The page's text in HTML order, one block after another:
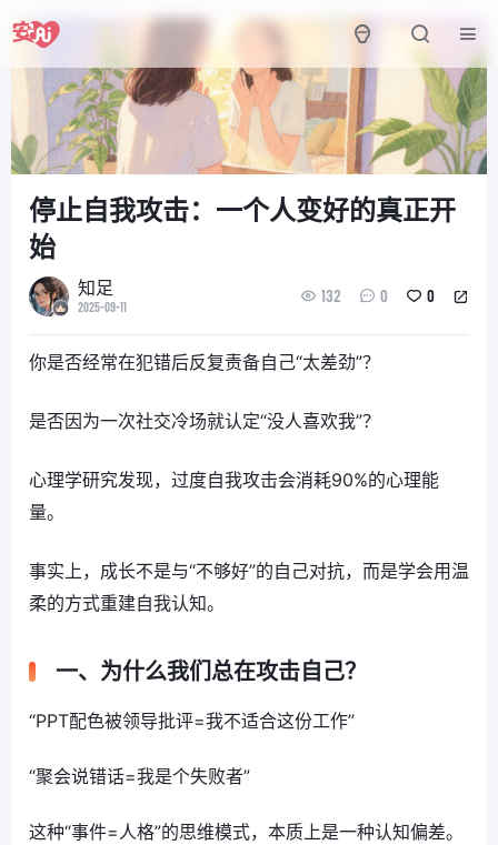
停止自我攻击：一个人变好的真正开
始
知足
2025-09-11
132 0 0
你是否经常在犯错后反复责备自己“太差劲”？
是否因为一次社交冷场就认定“没人喜欢我”？
心理学研究发现，过度自我攻击会消耗90%的心理能
量。
事实上，成长不是与“不够好”的自己对抗，而是学会用温
柔的方式重建自我认知。
一、为什么我们总在攻击自己？
“PPT配色被领导批评=我不适合这份工作”
“聚会说错话=我是个失败者”
这种“事件=人格”的思维模式，本质上是一种认知偏差。